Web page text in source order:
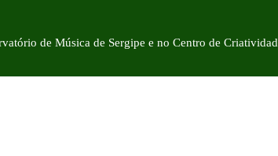
de Música de Sergipe e no Centro de